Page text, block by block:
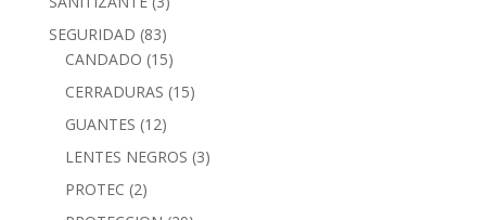
SEGURIDAD (83)
CANDADO (15)
CERRADURAS (15)
GUANTES (12)
LENTES NEGROS (3)
PROTEC (2)